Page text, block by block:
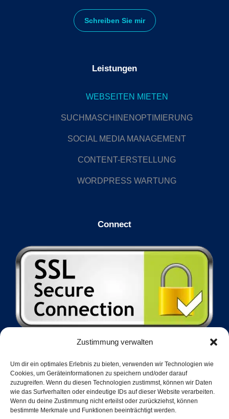
Zustimmung verwalten
Um dir ein optimales Erlebnis zu bieten, verwenden wir Technologien wie
Cookies, um Geräteinformationen zu speichern und/oder darauf
zuzugreifen. Wenn du diesen Technologien zustimmst, können wir Daten
wie das Surfverhalten oder eindeutige IDs auf dieser Website verarbeiten.
Wenn du deine Zustimmung nicht erteilst oder zurückziehst, können
bestimmte Merkmale und Funktionen beeinträchtigt werden.
Schreiben Sie mir
Leistungen
WEBSEITEN MIETEN
SUCHMASCHINENOPTIMIERUNG
SOCIAL MEDIA MANAGEMENT
CONTENT-ERSTELLUNG
WORDPRESS WARTUNG
Connect